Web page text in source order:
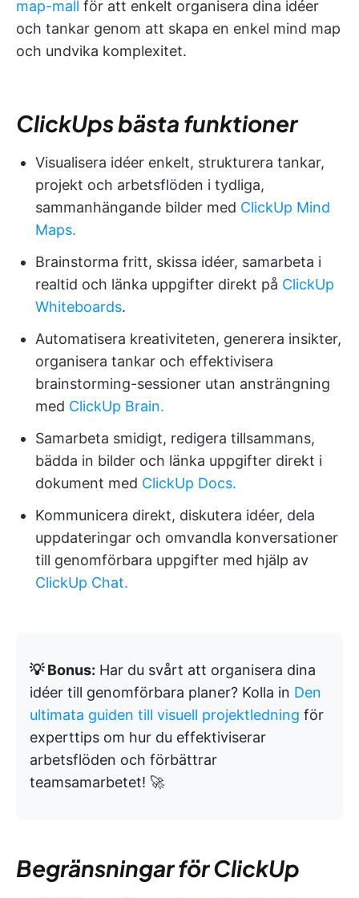
map-mall för att enkelt organisera dina idéer
och tankar genom att skapa en enkel mind map
och undvika komplexitet.
ClickUps bästa funktioner
Visualisera idéer enkelt, strukturera tankar,
projekt och arbetsflöden i tydliga,
sammanhängande bilder med ClickUp Mind
Maps.
Brainstorma fritt, skissa idéer, samarbeta i
realtid och länka uppgifter direkt på ClickUp
Whiteboards.
Automatisera kreativiteten, generera insikter,
organisera tankar och effektivisera
brainstorming-sessioner utan ansträngning
med ClickUp Brain.
Samarbeta smidigt, redigera tillsammans,
bädda in bilder och länka uppgifter direkt i
dokument med ClickUp Docs.
Kommunicera direkt, diskutera idéer, dela
uppdateringar och omvandla konversationer
till genomförbara uppgifter med hjälp av
ClickUp Chat.
💡 Bonus: Har du svårt att organisera dina
idéer till genomförbara planer? Kolla in Den
ultimata guiden till visuell projektledning för
experttips om hur du effektiviserar
arbetsflöden och förbättrar
teamsamarbetet! 🚀
Begränsningar för ClickUp